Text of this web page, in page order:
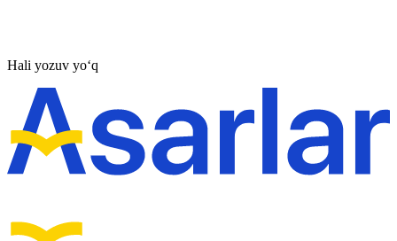
Hali yozuv yo‘q